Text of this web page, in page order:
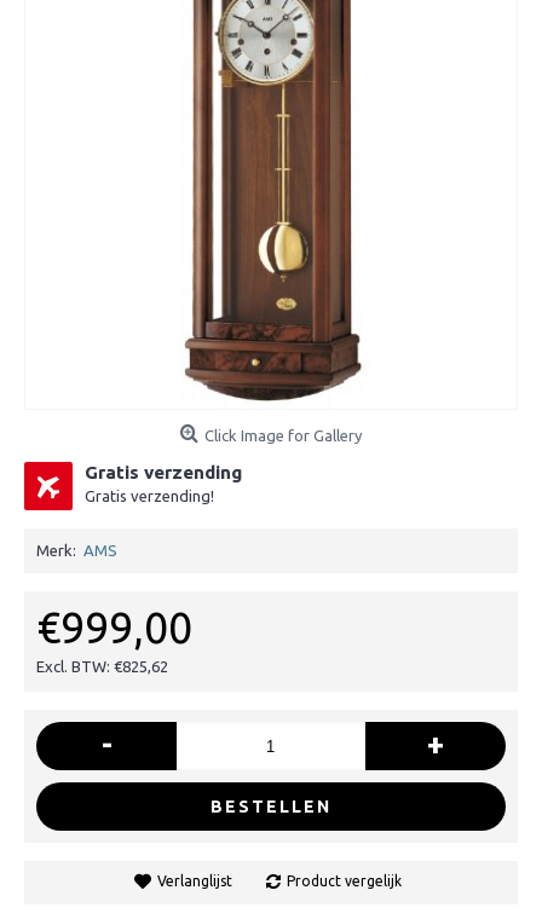
Click Image for Gallery
Gratis verzending
Gratis verzending!
Merk: AMS
€999,00
Excl. BTW: €825,62
- +
BESTELLEN
Verlanglijst Product vergelijk